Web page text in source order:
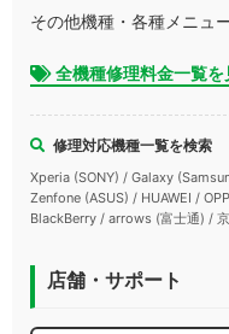
その他機種・各種メニュ
全機種修理料金一覧を
修理対応機種一覧を検索
Xperia (SONY) / Galaxy
Zenfone (ASUS) / HUAWEI /
BlackBerry / arrows (富士通) /
店舗・サポート